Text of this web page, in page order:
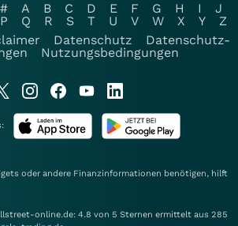
# A B C D E F G H I
J
P Q R S T U V W X Y
Z
Datenschutz
Datenschutz-
Nutzungsbedingungen
oder andere Finanzinformationen benötigen, hilft
online.de: 4.8 von 5 Sternen ermittelt aus 285